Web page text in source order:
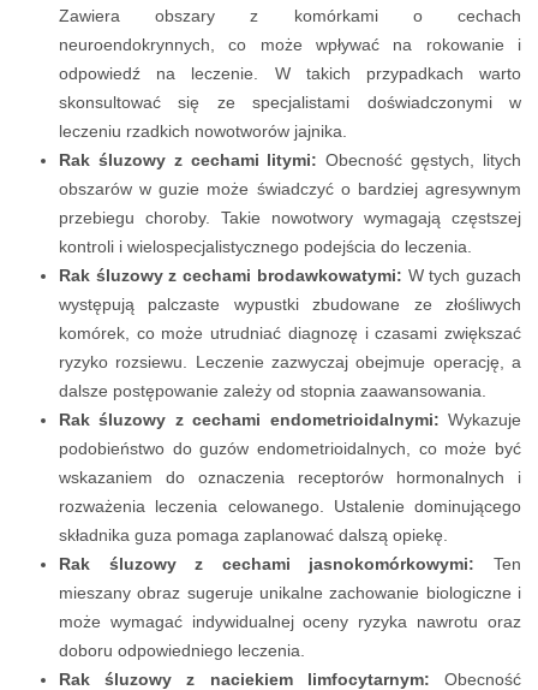
Zawiera obszary z komórkami o cechach
neuroendokrynnych, co może wpływać na rokowanie i
odpowiedź na leczenie. W takich przypadkach warto
skonsultować się ze specjalistami doświadczonymi w
leczeniu rzadkich nowotworów jajnika.
Rak śluzowy z cechami litymi: Obecność gęstych, litych
obszarów w guzie może świadczyć o bardziej agresywnym
przebiegu choroby. Takie nowotwory wymagają częstszej
kontroli i wielospecjalistycznego podejścia do leczenia.
Rak śluzowy z cechami brodawkowatymi: W tych guzach
występują palczaste wypustki zbudowane ze złośliwych
komórek, co może utrudniać diagnozę i czasami zwiększać
ryzyko rozsiewu. Leczenie zazwyczaj obejmuje operację, a
dalsze postępowanie zależy od stopnia zaawansowania.
Rak śluzowy z cechami endometrioidalnymi: Wykazuje
podobieństwo do guzów endometrioidalnych, co może być
wskazaniem do oznaczenia receptorów hormonalnych i
rozważenia leczenia celowanego. Ustalenie dominującego
składnika guza pomaga zaplanować dalszą opiekę.
Rak śluzowy z cechami jasnokomórkowymi: Ten
mieszany obraz sugeruje unikalne zachowanie biologiczne i
może wymagać indywidualnej oceny ryzyka nawrotu oraz
doboru odpowiedniego leczenia.
Rak śluzowy z naciekiem limfocytarnym: Obecność